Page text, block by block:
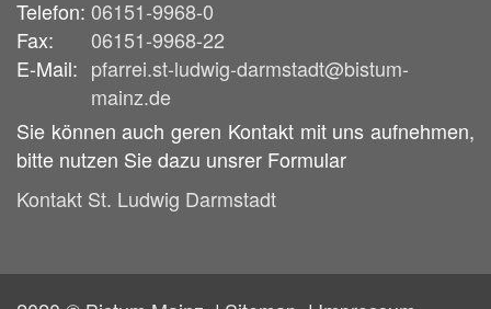
Telefon: 06151-9968-0
Fax:
06151-9968-22
E-Mail: pfarrei.st-ludwig-darmstadt@bistum-
mainz.de
Sie können auch geren Kontakt mit uns aufnehmen,
bitte nutzen Sie dazu unsrer Formular
Kontakt St. Ludwig Darmstadt